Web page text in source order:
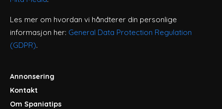
Les mer om hvordan vi håndterer din personlige
informasjon her: General Data Protection Regulation
(GDPR).
Annonsering
Kontakt
Om Spaniatips